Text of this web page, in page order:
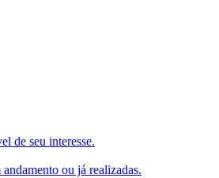
de seu interesse.
ou já realizadas.